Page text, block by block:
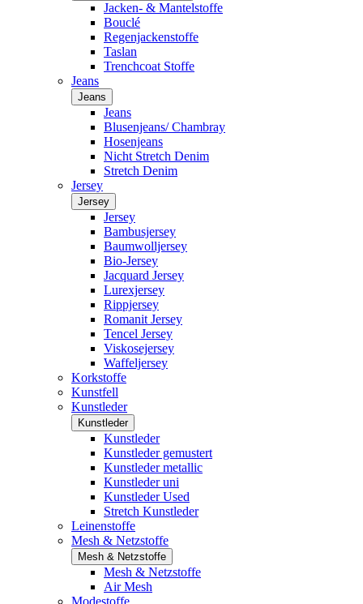
Jacken- & Mantelstoffe
Bouclé
Regenjackenstoffe
Taslan
Trenchcoat Stoffe
Jeans
Jeans
Jeans
Blusenjeans/ Chambray
Hosenjeans
Nicht Stretch Denim
Stretch Denim
Jersey
Jersey
Jersey
Bambusjersey
Baumwolljersey
Bio-Jersey
Jacquard Jersey
Lurexjersey
Rippjersey
Romanit Jersey
Tencel Jersey
Viskosejersey
Waffeljersey
Korkstoffe
Kunstfell
Kunstleder
Kunstleder
Kunstleder
Kunstleder gemustert
Kunstleder metallic
Kunstleder uni
Kunstleder Used
Stretch Kunstleder
Leinenstoffe
Mesh & Netzstoffe
Mesh & Netzstoffe
Mesh & Netzstoffe
Air Mesh
Modestoffe